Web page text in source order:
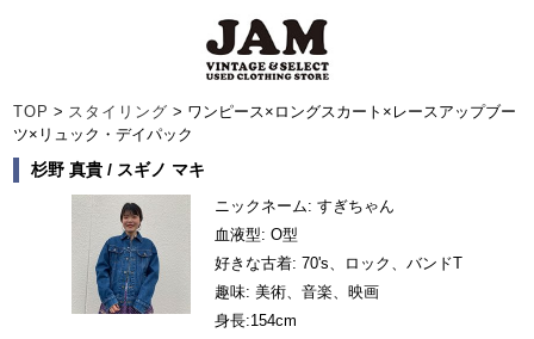
TOP > スタイリング > ワンピース×ロングスカート×レースアップブー
ツ×リュック・デイパック
杉野 真貴 / スギノ マキ
ニックネーム: すぎちゃん
血液型: O型
好きな古着: 70's、ロック、バンドT
趣味: 美術、音楽、映画
身長:154cm